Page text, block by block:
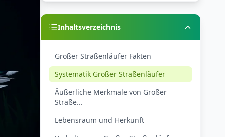
Inhaltsverzeichnis
Großer Straßenläufer Fakten
Systematik Großer Straßenläufer
Äußerliche Merkmale von Großer
Straße...
Lebensraum und Herkunft